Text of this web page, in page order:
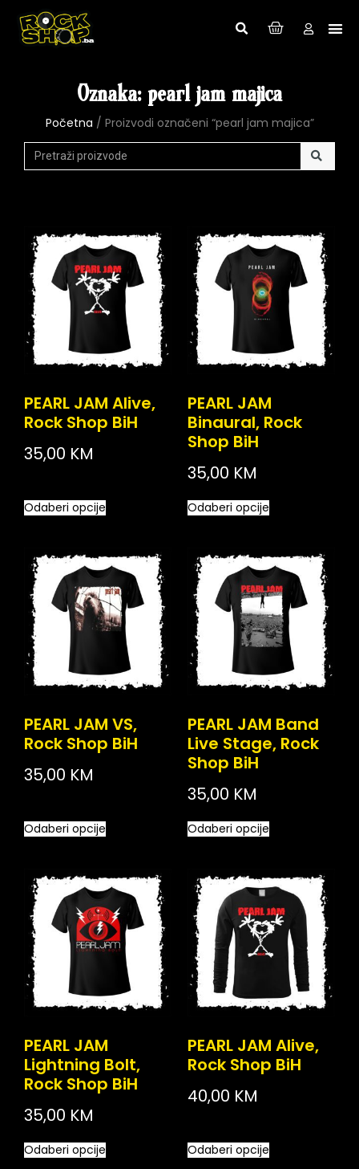
Oznaka: pearl jam majica
Početna / Proizvodi označeni “pearl jam majica”
PEARL JAM Alive,
Rock Shop BiH
35,00 KM
Odaberi opcije
PEARL JAM
Binaural, Rock
Shop BiH
35,00 KM
Odaberi opcije
PEARL JAM VS,
Rock Shop BiH
35,00 KM
Odaberi opcije
PEARL JAM Band
Live Stage, Rock
Shop BiH
35,00 KM
Odaberi opcije
PEARL JAM
Lightning Bolt,
Rock Shop BiH
35,00 KM
Odaberi opcije
PEARL JAM Alive,
Rock Shop BiH
40,00 KM
Odaberi opcije